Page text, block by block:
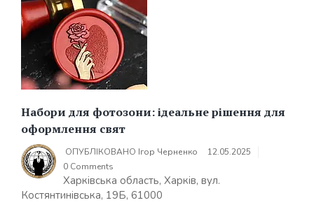
Набори для фотозони: ідеальне рішення для
оформлення свят
ОПУБЛІКОВАНО Ігор Черненко
12.05.2025
0 Comments
Харківська область, Харків, вул.
Костянтинівська, 19Б, 61000